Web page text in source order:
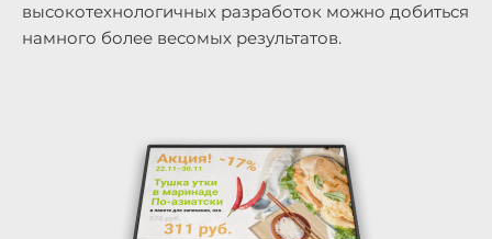
высокотехнологичных разработок можно добиться
намного более весомых результатов.